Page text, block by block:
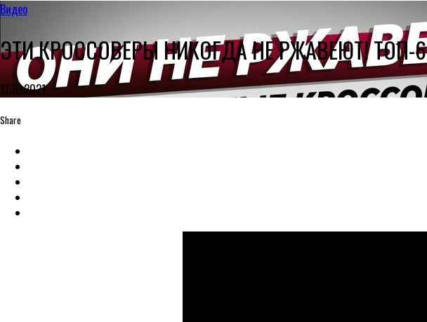
Видео
ЭТИ КРОССОВЕРЫ НИКОГДА НЕ РЖАВЕЮТ! ТОП-6
17.10.2021
Share